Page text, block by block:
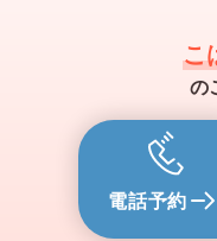
こ
の
電話予約